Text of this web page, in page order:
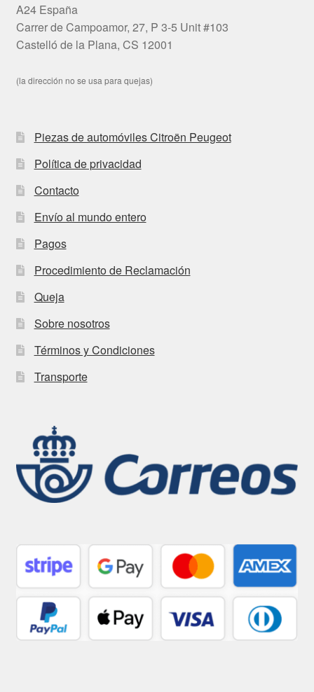
A24 España
Carrer de Campoamor, 27, P 3-5 Unit #103
Castelló de la Plana, CS 12001
(la dirección no se usa para quejas)
Piezas de automóviles Citroën Peugeot
Política de privacidad
Contacto
Envío al mundo entero
Pagos
Procedimiento de Reclamación
Queja
Sobre nosotros
Términos y Condiciones
Transporte